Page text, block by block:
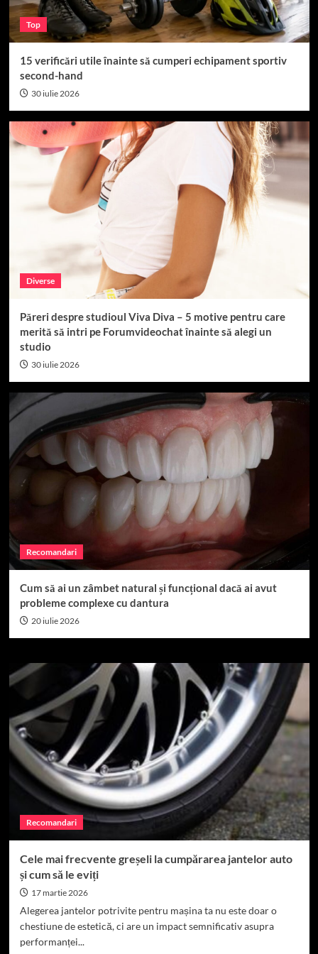
Top
15 verificări utile înainte să cumperi echipament sportiv
second-hand
30 iulie 2026
Diverse
Păreri despre studioul Viva Diva – 5 motive pentru care
merită să intri pe Forumvideochat înainte să alegi un
studio
30 iulie 2026
Recomandari
Cum să ai un zâmbet natural și funcțional dacă ai avut
probleme complexe cu dantura
20 iulie 2026
Recomandari
Cele mai frecvente greșeli la cumpărarea jantelor auto
și cum să le eviți
17 martie 2026
Alegerea jantelor potrivite pentru mașina ta nu este doar o
chestiune de estetică, ci are un impact semnificativ asupra
performanței...